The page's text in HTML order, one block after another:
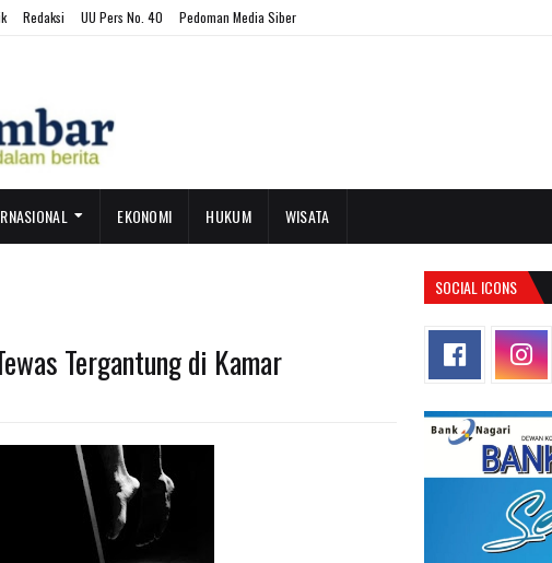
Redaksi UU Pers No. 40 Pedoman Media Siber
EKONOMI HUKUM WISATA
Tergantung di Kamar
SOCIAL ICONS